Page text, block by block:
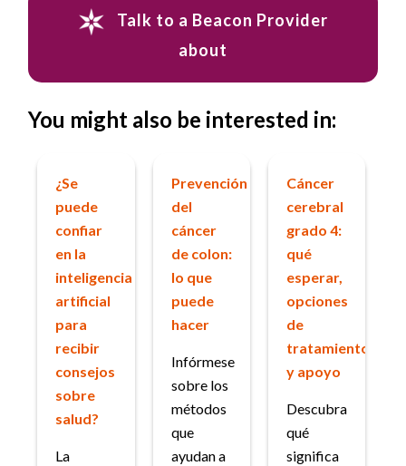
Talk to a Beacon Provider
about
You might also be interested in:
¿Se
puede
confiar
en la
inteligencia
artificial
para
recibir
consejos
sobre
salud?
La
Prevención
del
cáncer
de colon:
lo que
puede
hacer
Infórmese
sobre los
métodos
que
ayudan a
Cáncer
cerebral
grado 4:
qué
esperar,
opciones
de
tratamiento
y apoyo
Descubra
qué
significa